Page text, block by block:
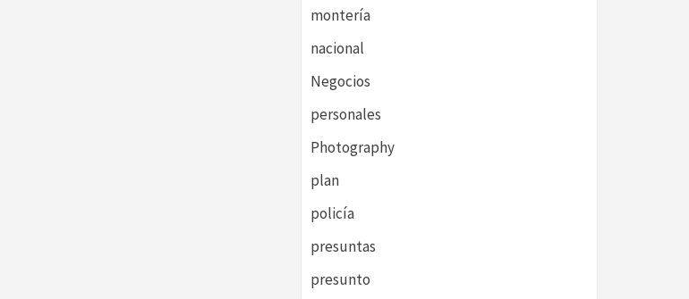
montería
nacional
Negocios
personales
Photography
plan
policía
presuntas
presunto